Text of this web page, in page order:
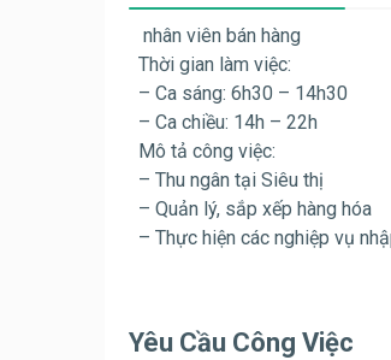
nhân viên bán hàng
Thời gian làm việc:
– Ca sáng: 6h30 – 14h30
– Ca chiều: 14h – 22h
Mô tả công việc:
– Thu ngân tại Siêu thị
– Quản lý, sắp xếp hàng hóa
– Thực hiện các nghiệp vụ
Yêu Cầu Công Việc